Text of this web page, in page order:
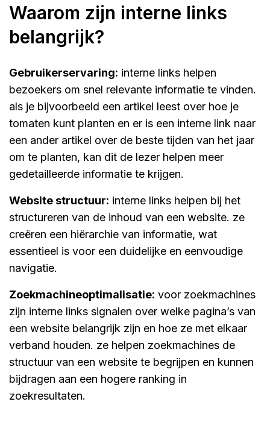
waarom zijn interne links
belangrijk?
gebruikerservaring: interne links helpen
bezoekers om snel relevante informatie te vinden.
als je bijvoorbeeld een artikel leest over hoe je
tomaten kunt planten en er is een interne link naar
een ander artikel over de beste tijden van het jaar
om te planten, kan dit de lezer helpen meer
gedetailleerde informatie te krijgen.
website structuur: interne links helpen bij het
structureren van de inhoud van een website. ze
creëren een hiërarchie van informatie, wat
essentieel is voor een duidelijke en eenvoudige
navigatie.
zoekmachineoptimalisatie: voor zoekmachines
zijn interne links signalen over welke pagina’s van
een website belangrijk zijn en hoe ze met elkaar
verband houden. ze helpen zoekmachines de
structuur van een website te begrijpen en kunnen
bijdragen aan een hogere ranking in
zoekresultaten.